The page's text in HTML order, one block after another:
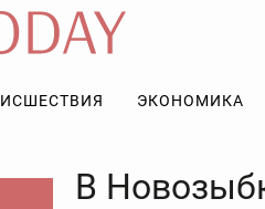
ЭКОНОМИКА
В